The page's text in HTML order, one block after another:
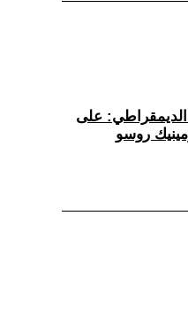
الديمقراطي: على
روسو